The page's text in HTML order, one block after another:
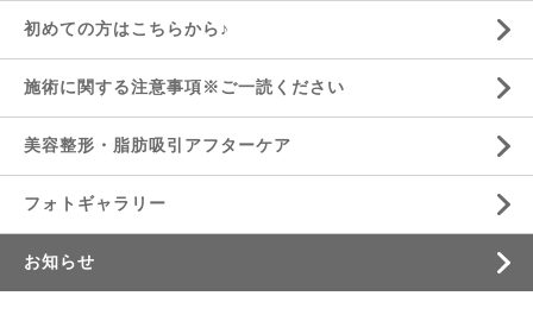
初めての方はこちらから♪
施術に関する注意事項※ご一読ください
美容整形・脂肪吸引アフターケア
フォトギャラリー
お知らせ